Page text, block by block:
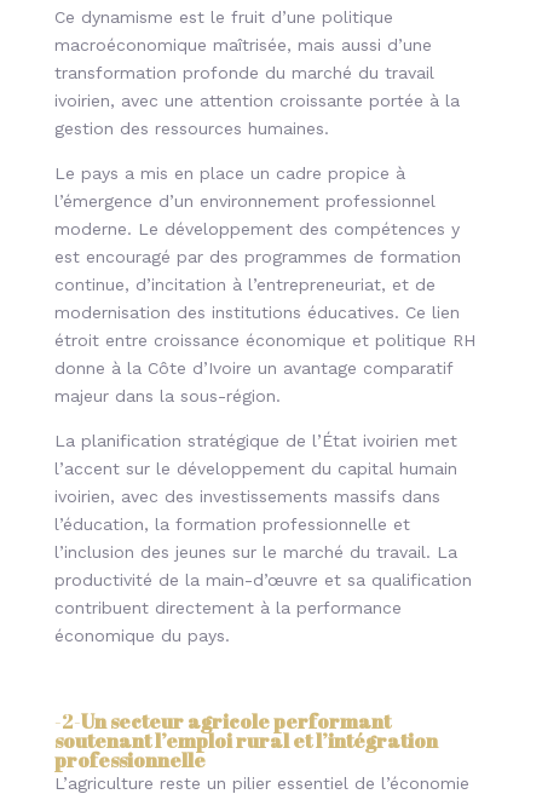
Ce dynamisme est le fruit d’une politique
macroéconomique maîtrisée, mais aussi d’une
transformation profonde du marché du travail
ivoirien, avec une attention croissante portée à la
gestion des ressources humaines.
Le pays a mis en place un cadre propice à
l’émergence d’un environnement professionnel
moderne. Le développement des compétences y
est encouragé par des programmes de formation
continue, d’incitation à l’entrepreneuriat, et de
modernisation des institutions éducatives. Ce lien
étroit entre croissance économique et politique RH
donne à la Côte d’Ivoire un avantage comparatif
majeur dans la sous-région.
La planification stratégique de l’État ivoirien met
l’accent sur le développement du capital humain
ivoirien, avec des investissements massifs dans
l’éducation, la formation professionnelle et
l’inclusion des jeunes sur le marché du travail. La
productivité de la main-d’œuvre et sa qualification
contribuent directement à la performance
économique du pays.
-2-Un secteur agricole performant
soutenant l’emploi rural et l’intégration
professionnelle
L’agriculture reste un pilier essentiel de l’économie